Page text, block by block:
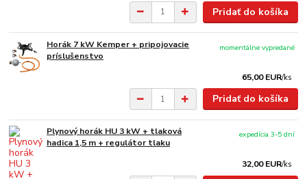
Pridať do košíka
Horák 7 kW Kemper + pripojovacie
príslušenstvo
65,00 EUR/ks
momentálne vypredané
Pridať do košíka
Plynový horák HU 3 kW + tlaková
hadica 1,5 m + regulátor tlaku
32,00 EUR/ks
expedícia 3-5 dní